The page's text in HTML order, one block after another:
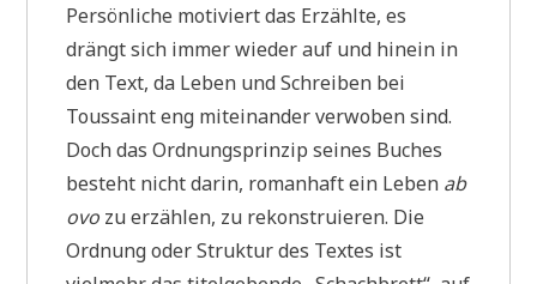
Persönliche motiviert das Erzählte, es
drängt sich immer wieder auf und hinein in
den Text, da Leben und Schreiben bei
Toussaint eng miteinander verwoben sind.
Doch das Ordnungsprinzip seines Buches
besteht nicht darin, romanhaft ein Leben ab
ovo zu erzählen, zu rekonstruieren. Die
Ordnung oder Struktur des Textes ist